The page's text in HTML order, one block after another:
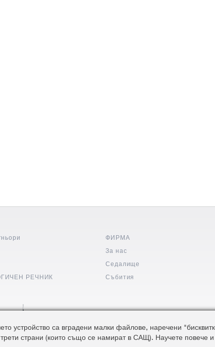
РЕЧНИК
ФИРМА
За нас
Седалище
Събития
устройство са вградени малки файлове, наречени
страни (които също се намират в САЩ). Научете повече